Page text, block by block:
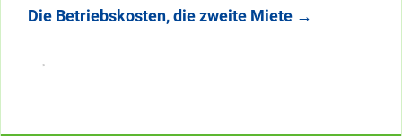
Die Betriebskosten, die zweite Miete →